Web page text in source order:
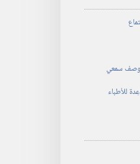
وصف سمعي
للأطباء